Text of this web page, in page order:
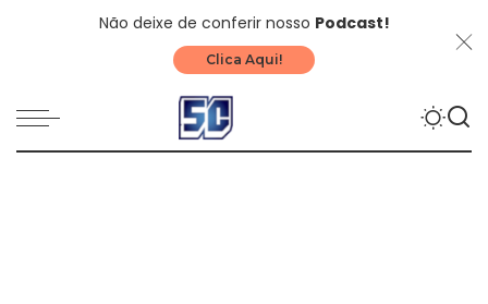
Não deixe de conferir nosso Podcast!
Clica Aqui!